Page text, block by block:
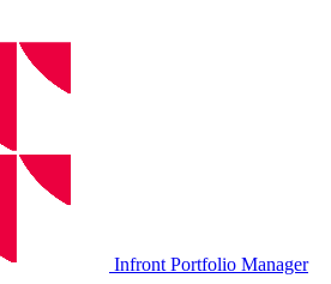
Infront Portfolio Manager